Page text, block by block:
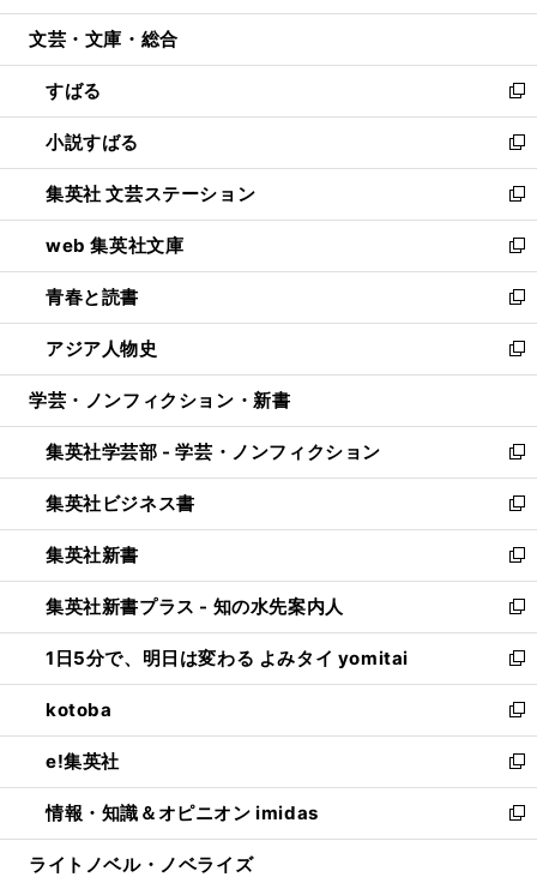
開
ウ
開
く
ン
ウ
で
開
く
ウ
ン
ド
ウ
で
開
く
文芸・文庫・総合
すばる
新
し
い
ウ
ィ
ン
ド
ウ
で
開
く
小説すばる
新
し
い
ウ
ィ
ン
ド
ウ
で
開
集英社 文芸ステーション
新
し
い
ウ
ィ
ン
ド
ウ
開
く
web 集英社文庫
新
し
い
ウ
ィ
ン
ウ
で
開
く
青春と読書
新
し
い
ウ
ン
ド
ウ
で
開
く
アジア人物史
新
し
ウ
ィ
ン
ド
ウ
で
開
く
学芸・ノンフィクション・新書
集英社学芸部 - 学芸・ノンフィクション
新
し
い
ウ
ィ
ン
ド
ウ
で
開
く
集英社ビジネス書
新
し
い
ウ
ィ
ン
ド
ウ
で
開
く
集英社新書
新
し
い
ウ
ィ
ン
ド
ウ
で
開
く
集英社新書プラス - 知の水先案内人
新
し
い
ウ
ィ
ン
ド
ウ
で
開
1日5分で、明日は変わる よみタイ yomitai
新
し
い
ウ
ィ
ン
ド
ウ
kotoba
新
し
い
ウ
ィ
ン
e!集英社
新
し
い
ウ
情報・知識＆オピニオン imidas
新
し
ライトノベル・ノベライズ